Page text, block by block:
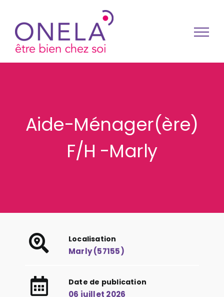
Aide-Ménager(ère)
F/H -Marly
Localisation
Marly (57155)
Date de publication
06 juillet 2026